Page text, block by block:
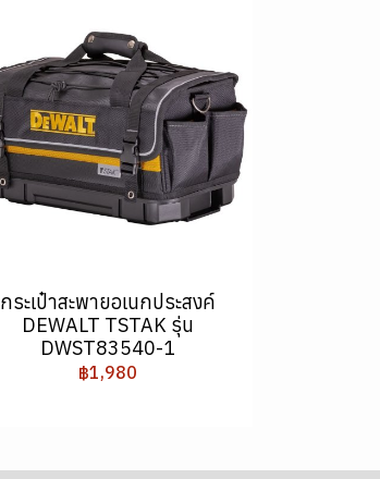
กระเป๋าสะพายอเนกประสงค์
DEWALT TSTAK รุ่น
DWST83540-1
฿1,980